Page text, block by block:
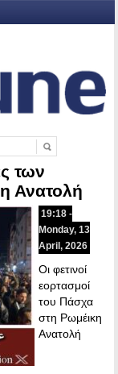
των
Ανατολή
19:18 -
Monday, 13
April, 2026
Οι φετινοί
εορτασμοί
του Πάσχα
στη Ρωμέικη
Ανατολή